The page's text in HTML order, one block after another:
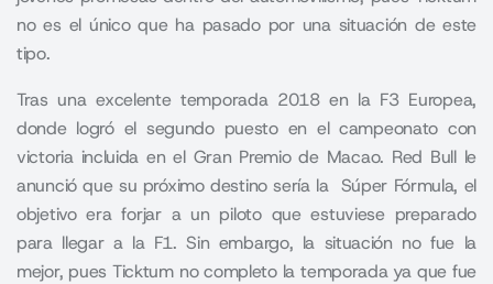
no es el único que ha pasado por una situación de este
tipo.
Tras una excelente temporada 2018 en la F3 Europea,
donde logró el segundo puesto en el campeonato con
victoria incluida en el Gran Premio de Macao. Red Bull le
anunció que su próximo destino sería la Súper Fórmula, el
objetivo era forjar a un piloto que estuviese preparado
para llegar a la F1. Sin embargo, la situación no fue la
mejor, pues Ticktum no completo la temporada ya que fue